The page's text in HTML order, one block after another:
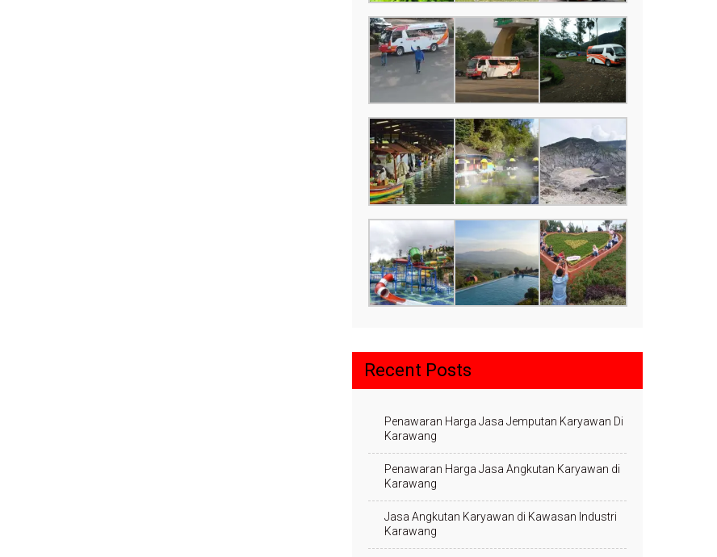
Recent Posts
Penawaran Harga Jasa Jemputan Karyawan Di
Karawang
Penawaran Harga Jasa Angkutan Karyawan di
Karawang
Jasa Angkutan Karyawan di Kawasan Industri
Karawang